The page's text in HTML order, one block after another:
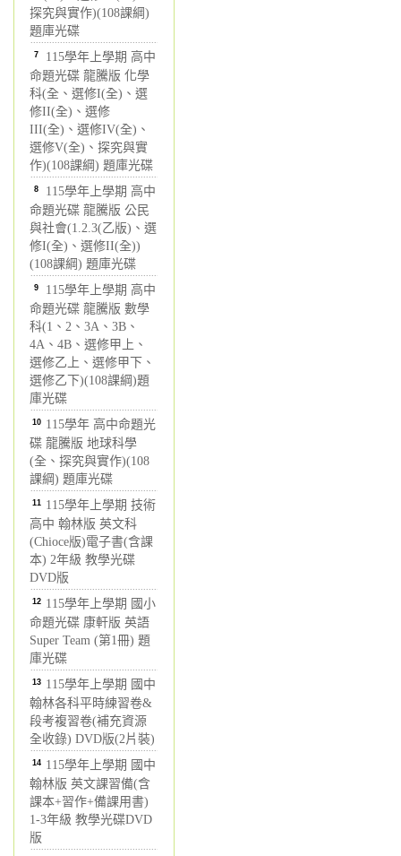
探究與實作)(108課綱)
題庫光碟
7 115學年上學期 高中
命題光碟 龍騰版 化學
科(全、選修I(全)、選
修II(全)、選修
III(全)、選修IV(全)、
選修V(全)、探究與實
作)(108課綱) 題庫光碟
8 115學年上學期 高中
命題光碟 龍騰版 公民
與社會(1.2.3(乙版)、選
修I(全)、選修II(全))
(108課綱) 題庫光碟
9 115學年上學期 高中
命題光碟 龍騰版 數學
科(1、2、3A、3B、
4A、4B、選修甲上、
選修乙上、選修甲下、
選修乙下)(108課綱)題
庫光碟
10 115學年 高中命題光
碟 龍騰版 地球科學
(全、探究與實作)(108
課綱) 題庫光碟
11 115學年上學期 技術
高中 翰林版 英文科
(Chioce版)電子書(含課
本) 2年級 教學光碟
DVD版
12 115學年上學期 國小
命題光碟 康軒版 英語
Super Team (第1冊) 題
庫光碟
13 115學年上學期 國中
翰林各科平時練習卷&
段考複習卷(補充資源
全收錄) DVD版(2片裝)
14 115學年上學期 國中
翰林版 英文課習備(含
課本+習作+備課用書)
1-3年級 教學光碟DVD
版